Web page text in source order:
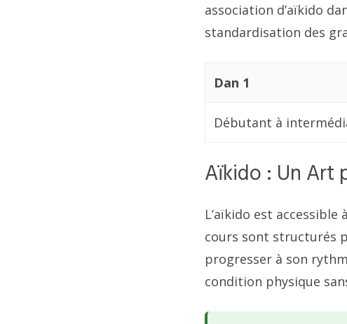
association d’aïkido
standardisation des
Dan 1
Débutant à
Aïkido : Un Art
L’aïkido est
cours sont structurés
progresser à son
condition physique